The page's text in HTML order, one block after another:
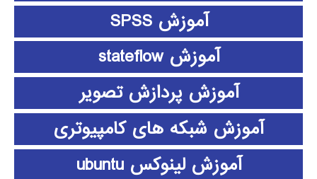
آموزش SPSS
آموزش stateflow
آموزش پردازش تصویر
آموزش شبکه های کامپیوتری
آموزش لینوکس ubuntu